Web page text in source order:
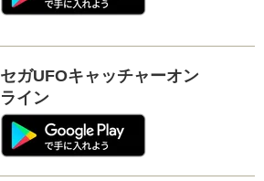
セガUFOキャッチャーオン
ライン